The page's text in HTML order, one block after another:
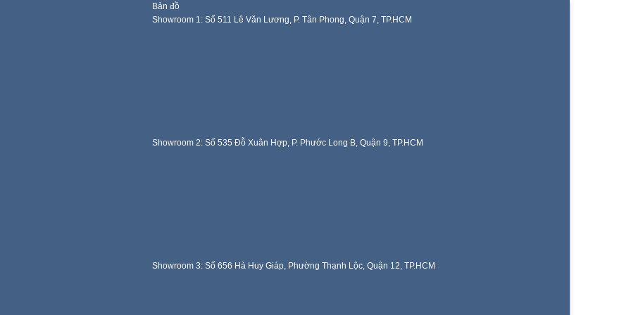
Bản đồ
Showroom 1: Số 511 Lê Văn Lương, P. Tân Phong, Quận 7, TP.HCM
Showroom 2: Số 535 Đỗ Xuân Hợp, P. Phước Long B, Quận 9, TP.HCM
Showroom 3: Số 656 Hà Huy Giáp, Phường Thạnh Lộc, Quận 12, TP.HCM